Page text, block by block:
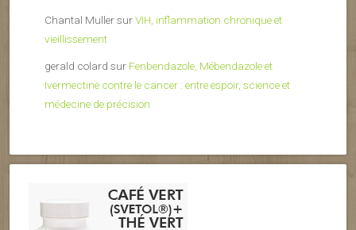
Chantal MullersurVIH, inflammation chronique et
vieillissement
gerald colard sur Fenbendazole, Mébendazole et
Ivermectine contre le cancer : entre espoir, science et
médecine de précision